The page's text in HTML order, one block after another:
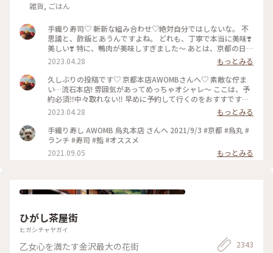
雑貨, ごはん
手織り寿司♡ 斬新な組み合わせ♡絶対自分ではしないな。 不
思議と、酢飯とあうんですよね。 どれも、丁寧で本当に美味❣️
美しい❣️ 特に、鴨肉が美味しすぎました〜 あとは、京都の日本
酒🍶♡ 素敵時間でした〜 #わたしのことりっぷ旅 #AWOMB #
京都 #烏丸本店 #手織り寿司
2023.04.28
もっとみる
久しぶりの投稿です♡ 京都本店AWOMBさんへ♡ 素敵な佇ま
い…流石本店! 雰囲気があってめっちゃオシャレ〜 ここは、予
約必須‼︎中々取れない‼︎ 早めに予約して行くのをおすすです♡
GW人すごそうですね… #京都 #AWOMB #烏丸本店 #手織り寿
司
2023.04.28
もっとみる
手織り寿し AWOMB 烏丸本店 さんへ 2021/9/3 #京都 #烏丸 #
ランチ #寿司 #鮨 #オススメ
2021.09.05
もっとみる
ひがし茶屋街
ヒガシチャヤガイ
乙女心を満たす金沢最大の花街 2343